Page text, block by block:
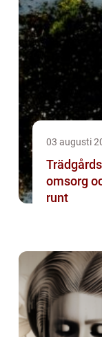
03 augusti
omsorg
runt